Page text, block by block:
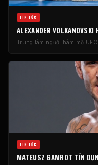
TIN TỨC
ALEXANDER
Trung tâm người hâm mộ UFC
TIN TỨC
MATEUSZ GAMROT TÍN